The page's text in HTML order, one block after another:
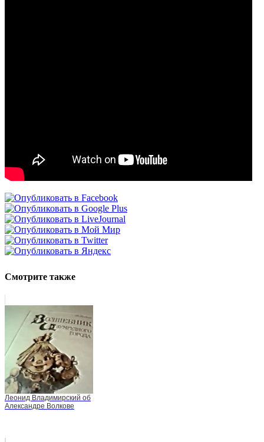
Смотрите также
Леонид Владимирский об
Александре Волкове